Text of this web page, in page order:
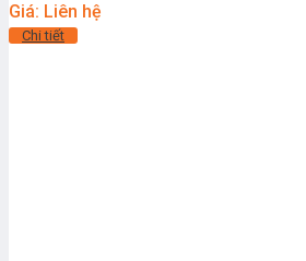
Giá: Liên hệ
Chi tiết